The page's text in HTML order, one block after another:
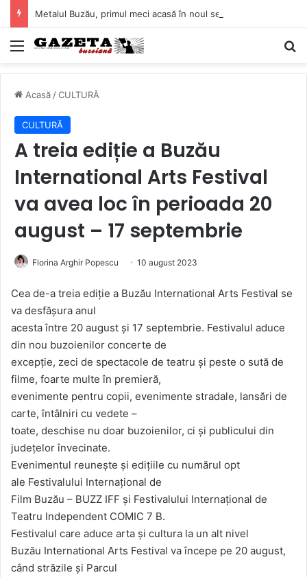
Mediu
Acasă /CULTURĂ
CULTURĂ
A treia ediție a Buzău
International Arts Festival
va avea loc în perioada 20
august – 17 septembrie
Florina Arghir Popescu 10 august 2023
Cea de-a treia ediție a Buzău International Arts Festival se
va desfășura anul
acesta între 20 august și 17 septembrie. Festivalul aduce
din nou buzoienilor concerte de
excepție, zeci de spectacole de teatru și peste o sută de
filme, foarte multe în premieră,
evenimente pentru copii, evenimente stradale, lansări de
carte, întâlniri cu vedete –
toate, deschise nu doar buzoienilor, ci și publicului din
județelor învecinate.
Evenimentul reunește și edițiile cu numărul opt
ale Festivalului Internațional de
Film Buzău – BUZZ IFF și Festivalului Internațional de
Teatru Independent COMIC 7 B.
Festivalul care aduce arta și cultura la un alt nivel
Buzău International Arts Festival va începe pe 20 august,
când străzile și Parcul